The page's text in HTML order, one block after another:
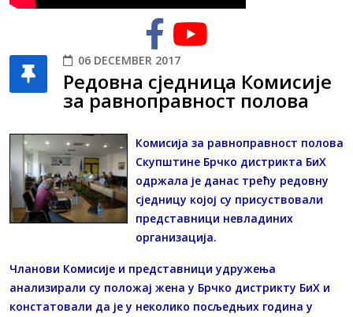
06 DECEMBER 2017
Редовна сједница Комисије
за равноправност полова
Комисија за равноправност полова
Скупштине Брчко дистрикта БиХ
одржала је данас трећу редовну
сједницу којој су присуствовали
представници невладиних
организација.
Чланови Комисије и представници удружења
анализирали су положај жена у Брчко дистрикту БиХ и
констатовали да је у неколико посљедњих година у